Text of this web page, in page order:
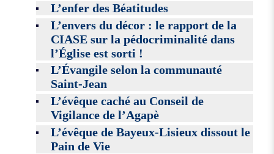
L’enfer des Béatitudes
L’envers du décor : le rapport de la
CIASE sur la pédocriminalité dans
l’Église est sorti !
L’Évangile selon la communauté
Saint-Jean
L’évêque caché au Conseil de
Vigilance de l’Agapè
L’évêque de Bayeux-Lisieux dissout le
Pain de Vie